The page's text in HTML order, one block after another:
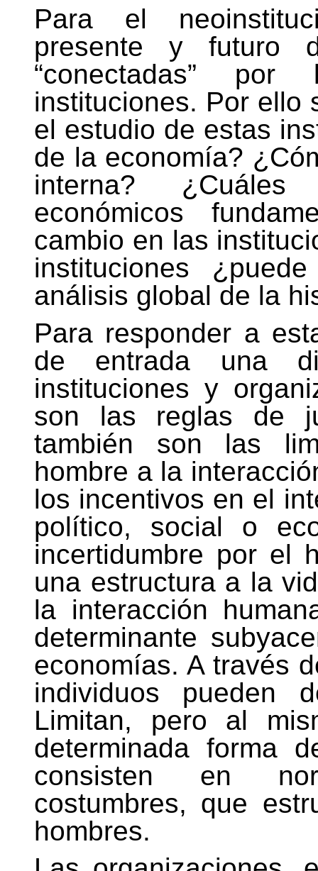
Para el
presente y futuro
“conectadas”
instituciones. Por ello
el estudio de estas
de la economía?
interna?
económicos
cambio en las
instituciones
análisis global de la
Para responder a
de entrada una
instituciones y
son las reglas de
también son las
hombre a la
los incentivos en el
político, social o
incertidumbre por el
una estructura a la
la interacción
determinante
economías. A través
individuos pueden
Limitan, pero al
determinada forma
consisten en
costumbres, que
hombres.